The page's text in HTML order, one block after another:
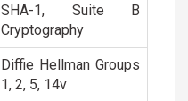
SHA-1, Suite B
Cryptography
Diffie Hellman Groups
1, 2, 5, 14v